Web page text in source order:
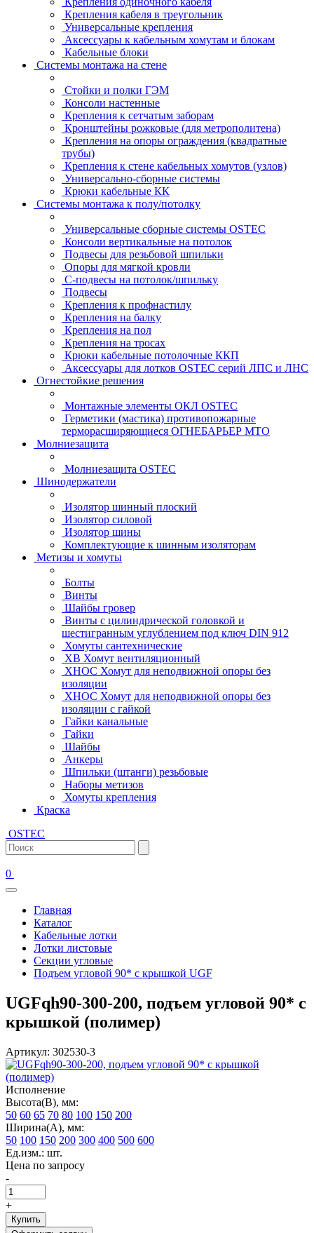
Крепления кабеля в треугольник
Универсальные крепления
Аксессуары к кабельным хомутам и блокам
Кабельные блоки
Системы монтажа на стене
Стойки и полки ГЭМ
Консоли настенные
Крепления к сетчатым заборам
Кронштейны рожковые (для метрополитена)
Крепления на опоры ограждения (квадратные
трубы)
Крепления к стене кабельных хомутов (узлов)
Универсально-сборные системы
Крюки кабельные КК
Системы монтажа к полу/потолку
Универсальные сборные системы OSTEC
Консоли вертикальные на потолок
Подвесы для резьбовой шпильки
Опоры для мягкой кровли
С-подвесы на потолок/шпильку
Подвесы
Крепления к профнастилу
Крепления на балку
Крепления на пол
Крепления на тросах
Крюки кабельные потолочные ККП
Аксессуары для лотков OSTEC серий ЛПС и ЛНС
Огнестойкие решения
Монтажные элементы ОКЛ OSTEC
Герметики (мастика) противопожарные
терморасширяющиеся ОГНЕБАРЬЕР МТО
Молниезащита
Молниезащита OSTEC
Шинодержатели
Изолятор шинный плоский
Изолятор силовой
Изолятор шины
Комплектующие к шинным изоляторам
Метизы и хомуты
Болты
Винты
Шайбы гровер
Винты с цилиндрической головкой и
шестигранным углублением под ключ DIN 912
Хомуты сантехнические
ХВ Хомут вентиляционный
ХНОС Хомут для неподвижной опоры без
изоляции
ХНОС Хомут для неподвижной опоры без
изоляции с гайкой
Гайки канальные
Гайки
Шайбы
Анкеры
Шпильки (штанги) резьбовые
Наборы метизов
Хомуты крепления
Краска
OSTEC
0
Главная
Каталог
Кабельные лотки
Лотки листовые
Секции угловые
Подъем угловой 90* с крышкой UGF
UGFqh90-300-200, подъем угловой 90* с
крышкой (полимер)
Артикул: 302530-3
Исполнение
Высота(В), мм:
50 60 65 70 80 100 150 200
Ширина(А), мм:
50 100 150 200 300 400 500 600
Ед.изм.: шт.
Цена по запросу
-
+
Купить